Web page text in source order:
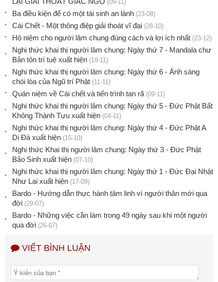
(09-11)
Ba điều kiện để có một tái sinh an lành (23-08)
Cái Chết - Một thông điệp giải thoát vĩ đại (28-10)
Hộ niệm cho người lâm chung đúng cách và lợi ích nhất (23-12)
Nghi thức khai thị người lâm chung: Ngày thứ 7 - Mandala chư
Bản tôn trí tuệ xuất hiện (18-11)
Nghi thức khai thị người lâm chung: Ngày thứ 6 - Ánh sáng
chói lòa của Ngũ trí Phật (11-11)
Quán niệm về Cái chết và tiến trình tan rã (09-11)
Nghi thức khai thị người lâm chung: Ngày thứ 5 - Đức Phật Bất
Không Thành Tựu xuất hiện (04-11)
Nghi thức khai thị người lâm chung: Ngày thứ 4 - Đức Phật A
Di Đà xuất hiện (15-10)
Nghi thức Khai thị người lâm chung: Ngày thứ 3 - Đức Phật
Bảo Sinh xuất hiện (07-10)
Nghi thức khai thị người lâm chung: Ngày thứ 1 - Đức Đại Nhật
Như Lai xuất hiện (17-09)
Bardo - Hướng dẫn thực hành tâm linh vì người thân mới qua
đời (29-07)
Bardo - Những việc cần làm trong 49 ngày sau khi một người
qua đời (26-07)
VIẾT BÌNH LUẬN